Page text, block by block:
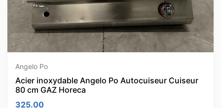
Angelo Po
Acier inoxydable Angelo Po Autocuiseur Cuiseur
80 cm GAZ Horeca
325.00